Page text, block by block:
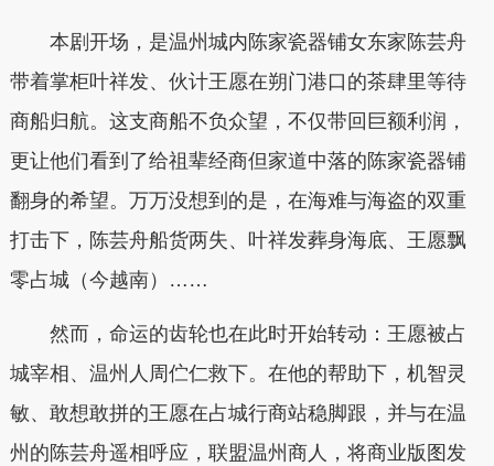
本剧开场，是温州城内陈家瓷器铺女东家陈芸舟
带着掌柜叶祥发、伙计王愿在朔门港口的茶肆里等待
商船归航。这支商船不负众望，不仅带回巨额利润，
更让他们看到了给祖辈经商但家道中落的陈家瓷器铺
翻身的希望。万万没想到的是，在海难与海盗的双重
打击下，陈芸舟船货两失、叶祥发葬身海底、王愿飘
零占城（今越南）……
然而，命运的齿轮也在此时开始转动：王愿被占
城宰相、温州人周伫仁救下。在他的帮助下，机智灵
敏、敢想敢拼的王愿在占城行商站稳脚跟，并与在温
州的陈芸舟遥相呼应，联盟温州商人，将商业版图发